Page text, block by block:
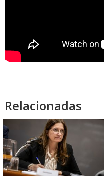
Relacionadas